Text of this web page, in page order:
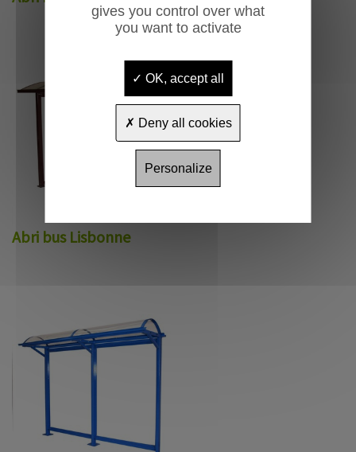
Abri bus Lisbonne
gives you control over what
you want to activate
OK, accept all
Deny all cookies
Personalize